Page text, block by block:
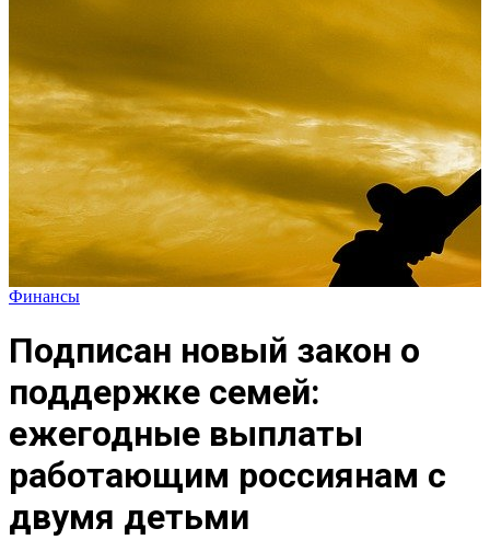
Финансы
Подписан новый закон о
поддержке семей:
ежегодные выплаты
работающим россиянам с
двумя детьми